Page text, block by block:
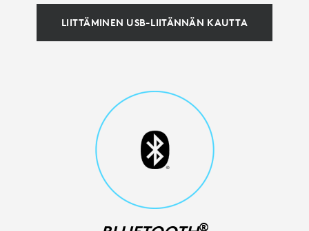
LIITTÄMINEN USB-LIITÄNNÄN KAUTTA
®